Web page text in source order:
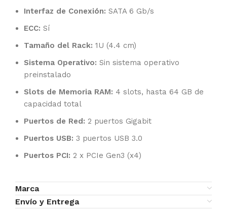
Interfaz de Conexión: SATA 6 Gb/s
ECC: Sí
Tamaño del Rack: 1U (4.4 cm)
Sistema Operativo: Sin sistema operativo
preinstalado
Slots de Memoria RAM: 4 slots, hasta 64 GB de
capacidad total
Puertos de Red: 2 puertos Gigabit
Puertos USB: 3 puertos USB 3.0
Puertos PCI: 2 x PCIe Gen3 (x4)
Marca
Envío y Entrega